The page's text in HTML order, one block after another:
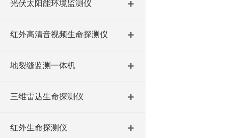
光伏太阳能环境监测仪
红外高清音视频生命探测仪
地裂缝监测一体机
三维雷达生命探测仪
红外生命探测仪